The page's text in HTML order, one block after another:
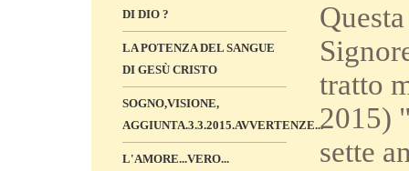
DI DIO ?
LA POTENZA DEL SANGUE
DI GESÙ CRISTO
SOGNO,VISIONE,
AGGIUNTA.3.3.2015.AVVERTENZE...
L'AMORE...VERO...
tratto
2015)
sette